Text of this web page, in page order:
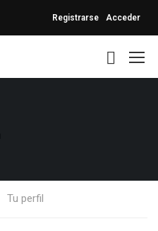
Registrarse Acceder
Tu perfil